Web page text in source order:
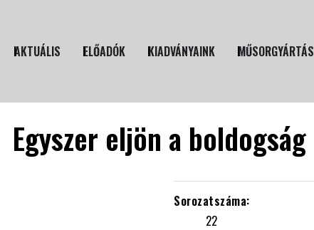
AKTUÁLIS ELŐADÓK KIADVÁNYAINK MŰSORGYÁRTÁS
Egyszer eljön a boldogság
22